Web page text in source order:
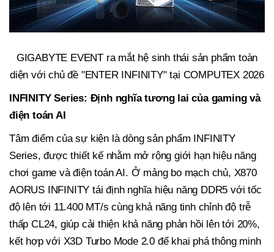
GIGABYTE EVENT ra mắt hệ sinh thái sản phẩm toàn
diện với chủ đề "ENTER INFINITY" tại COMPUTEX 2026
INFINITY Series: Định nghĩa tương lai của gamingvà
điện toán AI
Tâm điểm của sự kiện là dòng sản phẩm INFINITY
Series, được thiết kế nhằm mở rộng giới hạn hiệu năng
chơi game và điện toán AI. Ở mảng bo mạch chủ, X870
AORUS INFINITY tái định nghĩa hiệu năng DDR5 với tốc
độ lên tới 11.400 MT/s cùng khả năng tinh chỉnh độ trễ
thấp CL24, giúp cải thiện khả năng phản hồi lên tới 20%,
kết hợp với X3D Turbo Mode 2.0 để khai phá thông minh